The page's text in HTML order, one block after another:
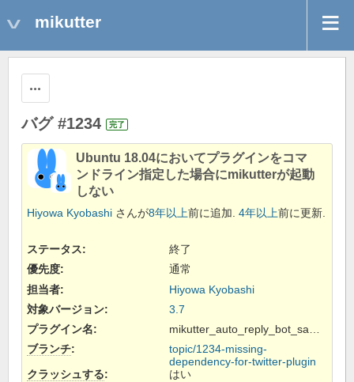
mikutter
バグ #1234 完了
Ubuntu 18.04においてプラグインをコマ
ンドライン指定した場合にmikutterが起動
しない
Hiyowa Kyobashi さんが8年以上前に追加. 4年以上前に更新.
ステータス:
終了
優先度:
通常
担当者:
Hiyowa Kyobashi
対象バージョン:
3.7
プラグイン名:
ブランチ:
topic/1234-missing-
dependency-for-twitter-plugin
クラッシュする: はい